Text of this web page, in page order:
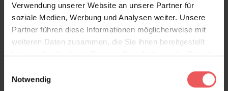
Verwendung unserer Website an unsere Partner für
soziale Medien, Werbung und Analysen weiter. Unsere
Partner führen diese Informationen möglicherweise mit
weiteren Daten zusammen, die Sie ihnen bereitgestellt
haben oder die sie im Rahmen Ihrer Nutzung der Dienste
Notwendig
Produktdetails
Versand & Zahlung